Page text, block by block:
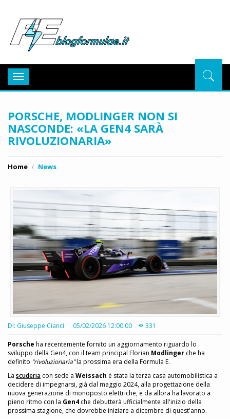
Toggle
navigation
PORSCHE, MODLINGER NON SI
NASCONDE: «LA GEN4 SARÀ
RIVOLUZIONARIA»
Home News
Di: Giuseppe Cianci 05/02/2026 12:00:00 331
Porsche ha recentemente fornito un aggiornamento riguardo lo
sviluppo della Gen4, con il team principal Florian Modlinger che ha
definito “rivoluzionaria”la prossima era della Formula E.
La scuderia con sede a Weissach è stata la terza casa automobilistica a
decidere di impegnarsi, già dal maggio 2024, alla progettazione della
nuova generazione di monoposto elettriche, e da allora ha lavorato a
pieno ritmo con la Gen4 che debutterà ufficialmente all'inizio della
prossima stagione, che dovrebbe iniziare a dicembre di quest'anno.